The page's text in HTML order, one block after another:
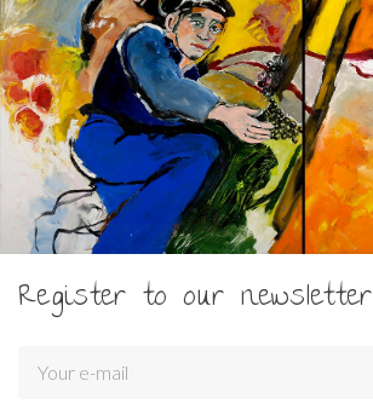
Register to our newsletter